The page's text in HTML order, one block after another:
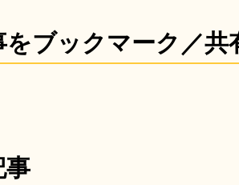
をブックマーク／共
事